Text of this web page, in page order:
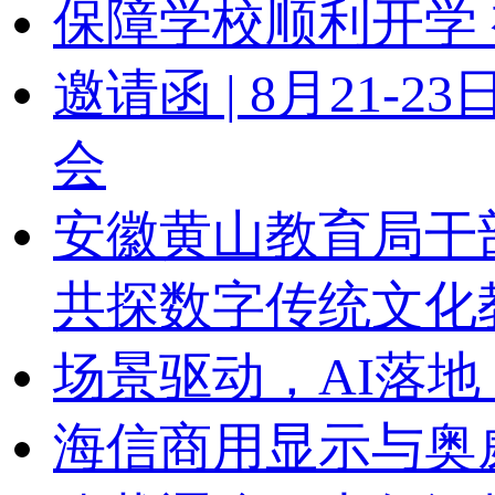
保障学校顺利开
邀请函 | 8月21-23
会
安徽黄山教育局
共探数字传统文化
场景驱动，AI落
海信商用显示与